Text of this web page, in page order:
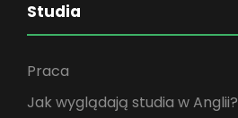
Studia
Praca
Jak wyglądają studia w Anglii?